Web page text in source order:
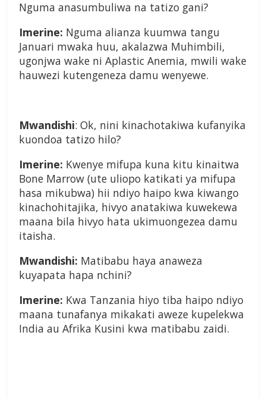
Nguma anasumbuliwa na tatizo gani?
Imerine: Nguma alianza kuumwa tangu
Januari mwaka huu, akalazwa Muhimbili,
ugonjwa wake ni Aplastic Anemia, mwili wake
hauwezi kutengeneza damu wenyewe.
Mwandishi: Ok, nini kinachotakiwa kufanyika
kuondoa tatizo hilo?
Imerine: Kwenye mifupa kuna kitu kinaitwa
Bone Marrow (ute uliopo katikati ya mifupa
hasa mikubwa) hii ndiyo haipo kwa kiwango
kinachohitajika, hivyo anatakiwa kuwekewa
maana bila hivyo hata ukimuongezea damu
itaisha.
Mwandishi: Matibabu haya anaweza
kuyapata hapa nchini?
Imerine: Kwa Tanzania hiyo tiba haipo ndiyo
maana tunafanya mikakati aweze kupelekwa
India au Afrika Kusini kwa matibabu zaidi.